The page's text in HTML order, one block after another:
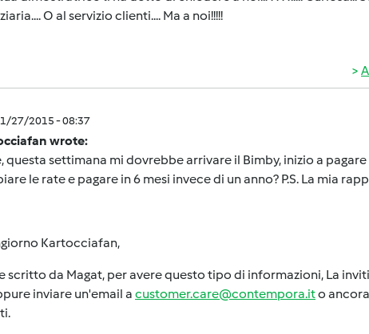
O al servizio clienti.... Ma a noi!!!!!
27/2015 - 08:37
wrote:
questa settimana mi dovrebbe arrivare il Bimby, inizio a
le rate e pagare in 6 mesi invece di un anno? P.S. La mia
Kartocciafan,
scritto da Magat, per avere questo tipo di informazioni, La
inviare un'email a customer.care@contempora.ito